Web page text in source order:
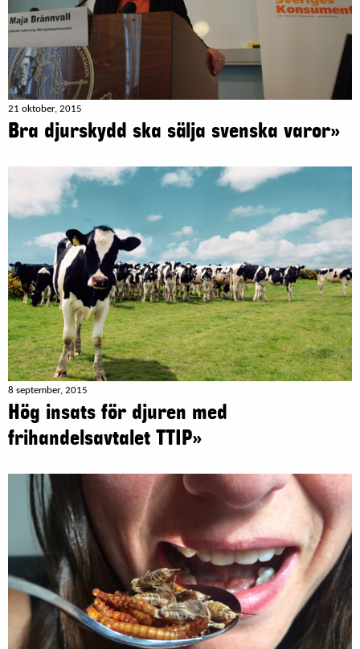
21 oktober, 2015
Bra djurskydd ska sälja svenska varor»
8 september, 2015
Hög insats för djuren med
frihandelsavtalet TTIP»